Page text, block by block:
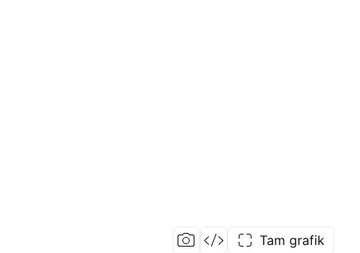
Tam grafik